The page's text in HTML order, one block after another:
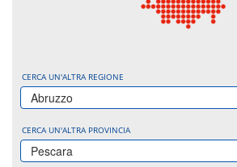
CERCA UN'ALTRA REGIONE
Abruzzo
CERCA UN'ALTRA PROVINCIA
Pescara